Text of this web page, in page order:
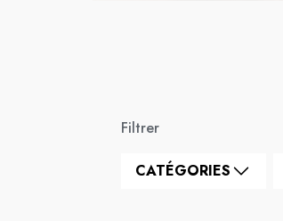
Filtrer
CATÉGORIES